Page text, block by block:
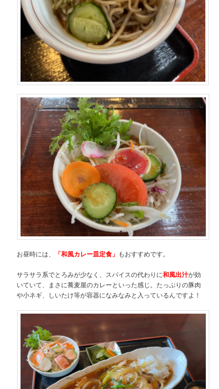
お昼時には、 「和風カレー皿定食」 もおすすめです。
サラサラ系でとろみが少なく、スパイスの代わりに和風出汁が効
いていて、まさに蕎麦屋のカレーといった感じ。たっぷりの豚肉
や小ネギ、しいたけ等が容器になみなみと入っているんですよ！